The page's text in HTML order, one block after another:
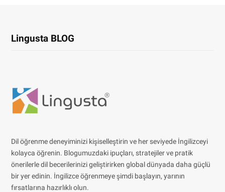
Lingusta BLOG
Dil öğrenme deneyiminizi kişiselleştirin ve her seviyede İngilizceyi
kolayca öğrenin. Blogumuzdaki ipuçları, stratejiler ve pratik
önerilerle dil becerilerinizi geliştirirken global dünyada daha güçlü
bir yer edinin. İngilizce öğrenmeye şimdi başlayın, yarının
fırsatlarına hazırlıklı olun.